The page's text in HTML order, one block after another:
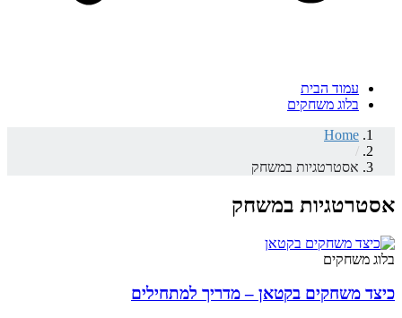
עמוד הבית
בלוג משחקים
Home
/
אסטרטגיות במשחק
אסטרטגיות במשחק
בלוג משחקים
כיצד משחקים בקטאן – מדריך למתחילים